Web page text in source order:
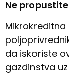
Ne
Mikrokreditna
da iskoriste
gazdinstva